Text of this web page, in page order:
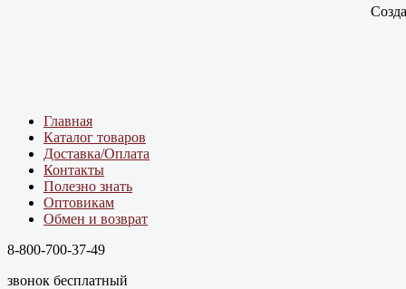
Главная
Каталог товаров
Доставка/Оплата
Контакты
Полезно знать
Оптовикам
Обмен и возврат
8-800-700-37-49
звонок бесплатный